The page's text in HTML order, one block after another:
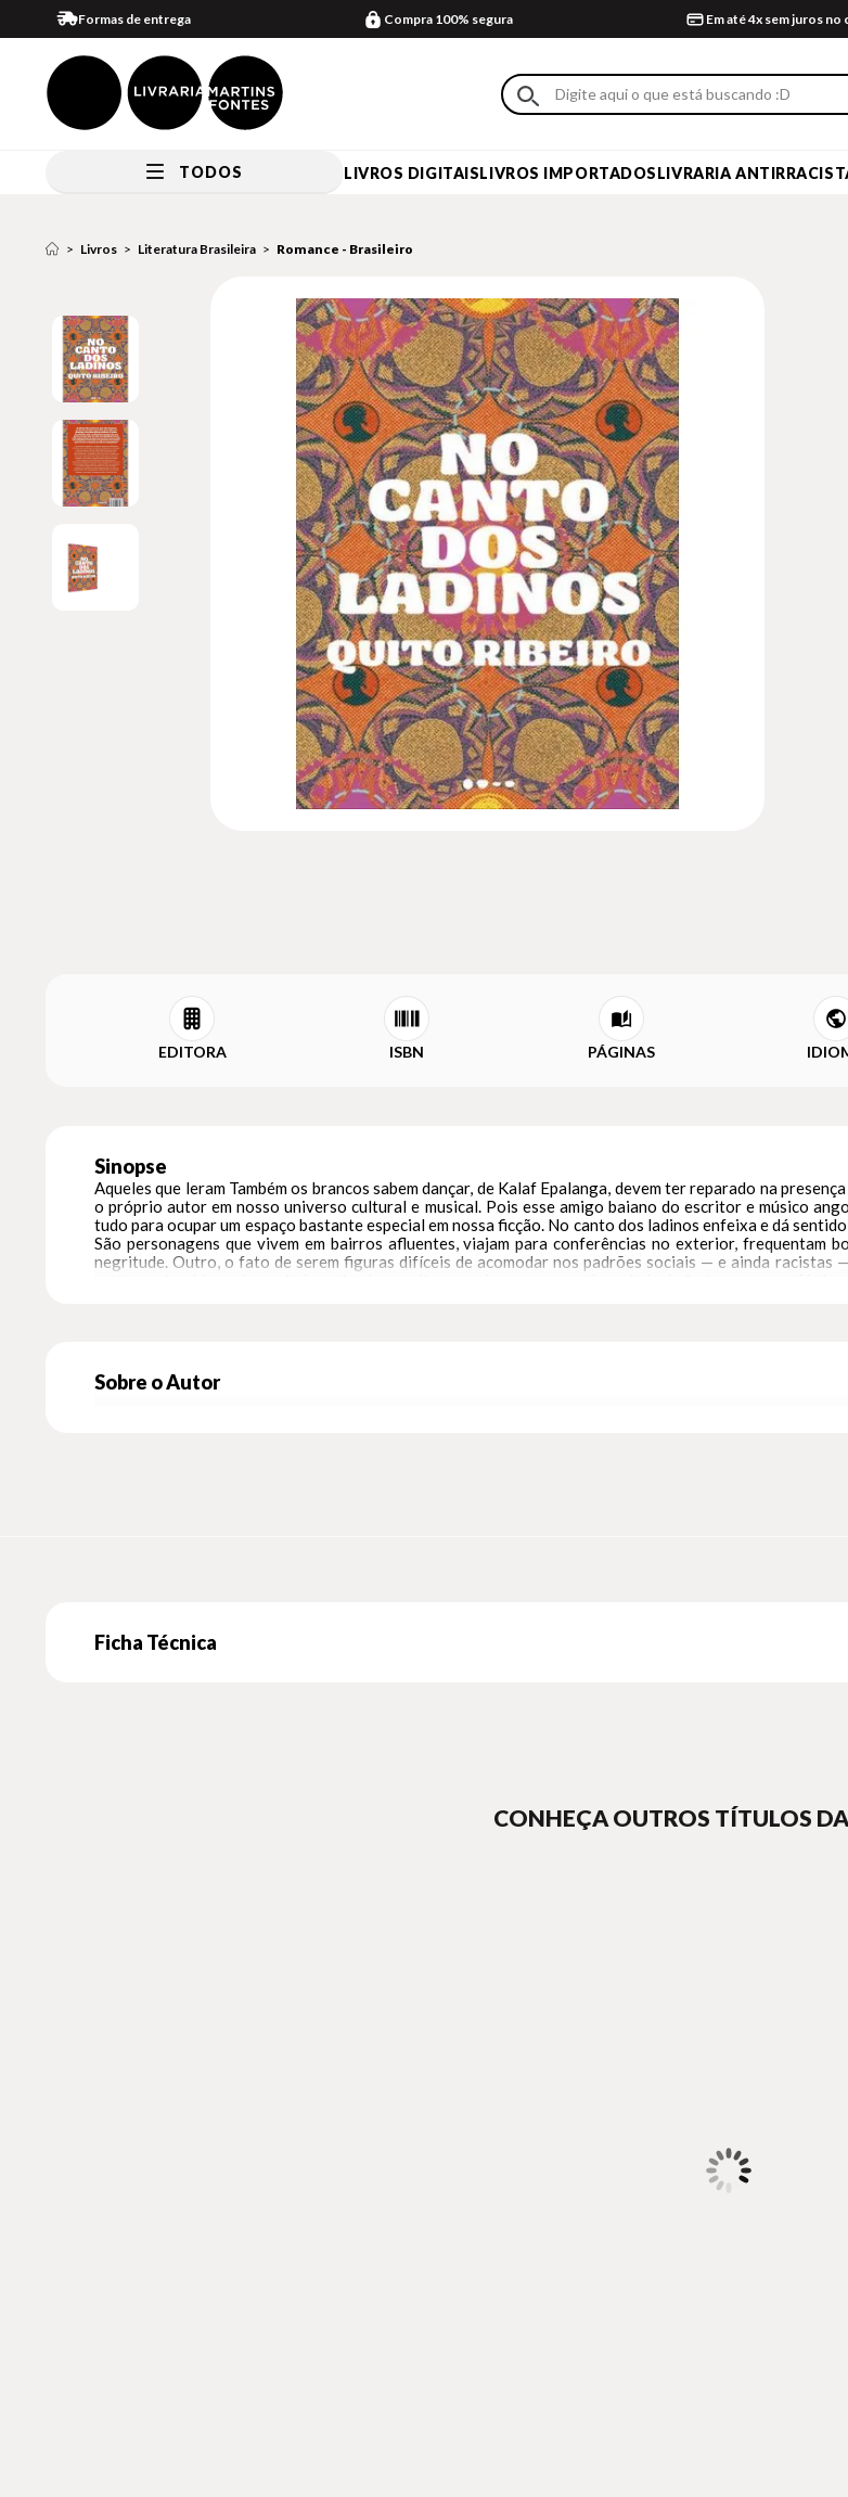
Formas de entrega Compra 100% segura Em até 4x sem juros no
TODOS LIVROS DIGITAISLIVROS IMPORTADOSLIVRARIA
Livros Literatura Brasileira Romance - Brasileiro
EDITORA ISBN PÁGINAS
Sinopse
Aqueles que leram Também os brancos sabem dançar, de Kalaf Epalanga, devem ter reparado na
o próprio autor em nosso universo cultural e musical. Pois esse amigo baiano do escritor e músico
tudo para ocupar um espaço bastante especial em nossa ficção. No canto dos ladinos enfeixa e dá
São personagens que vivem em bairros afluentes, viajam para conferências no exterior, frequentam
negritude. Outro, o fato de serem figuras difíceis de acomodar nos padrões sociais — e ainda racistas
assim estão sujeitos ao preconceito e à ofensa. Tudo isso aparece neste romance que oferece —
memorialismo — um painel singular da vida contemporânea brasileira.
Sobre o Autor
Ficha Técnica
CONHEÇA OUTROS TÍTULOS